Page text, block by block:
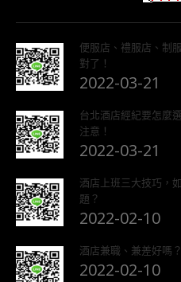
便服店、禮服店、制
對了！
2022-03-21
台北酒店經紀要怎麼
注意！
2022-03-21
酒店上班三大技巧，
題？
2022-02-10
酒店兼職、兼差好嗎
2022-02-10